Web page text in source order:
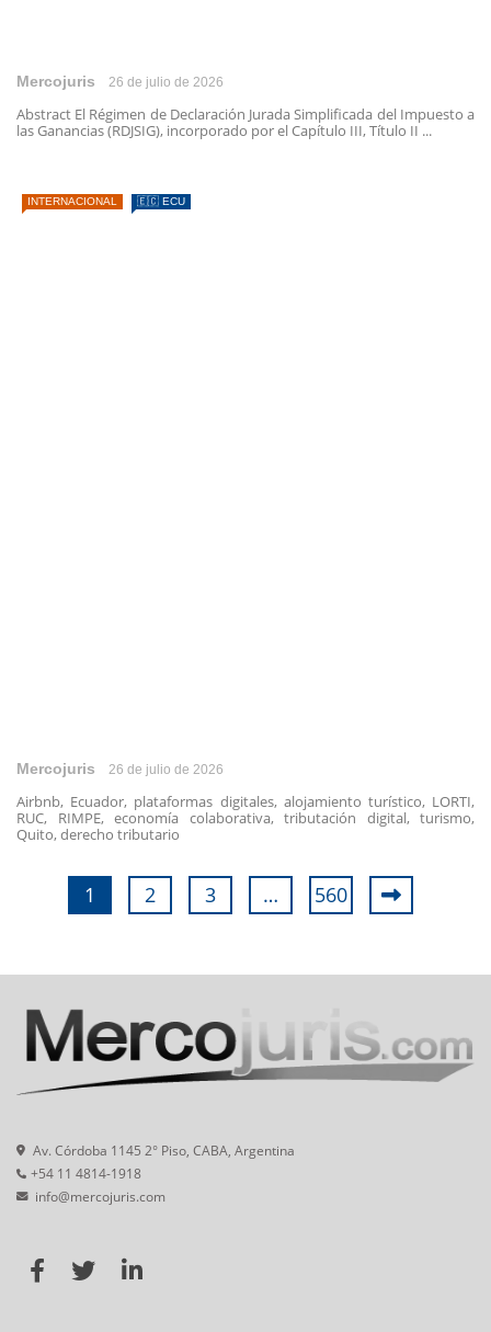
Mercojuris 26 de julio de 2026
Abstract El Régimen de Declaración Jurada Simplificada del Impuesto a
las Ganancias (RDJSIG), incorporado por el Capítulo III, Título II ...
INTERNACIONAL 🇪🇨 ECU
Mercojuris 26 de julio de 2026
Airbnb, Ecuador, plataformas digitales, alojamiento turístico, LORTI,
RUC, RIMPE, economía colaborativa, tributación digital, turismo,
Quito, derecho tributario
1 2 3 … 560
Av. Córdoba 1145 2° Piso, CABA, Argentina
+54 11 4814-1918
info@mercojuris.com